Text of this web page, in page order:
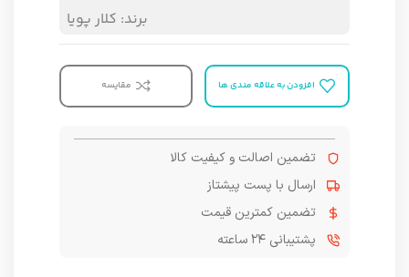
برند: کلار پویا
افزودن به علاقه مندی ها مقایسه
تضمین اصالت و کیفیت کالا
ارسال با پست پیشتاز
تضمین کمترین قیمت
پشتیبانی ۲۴ ساعته